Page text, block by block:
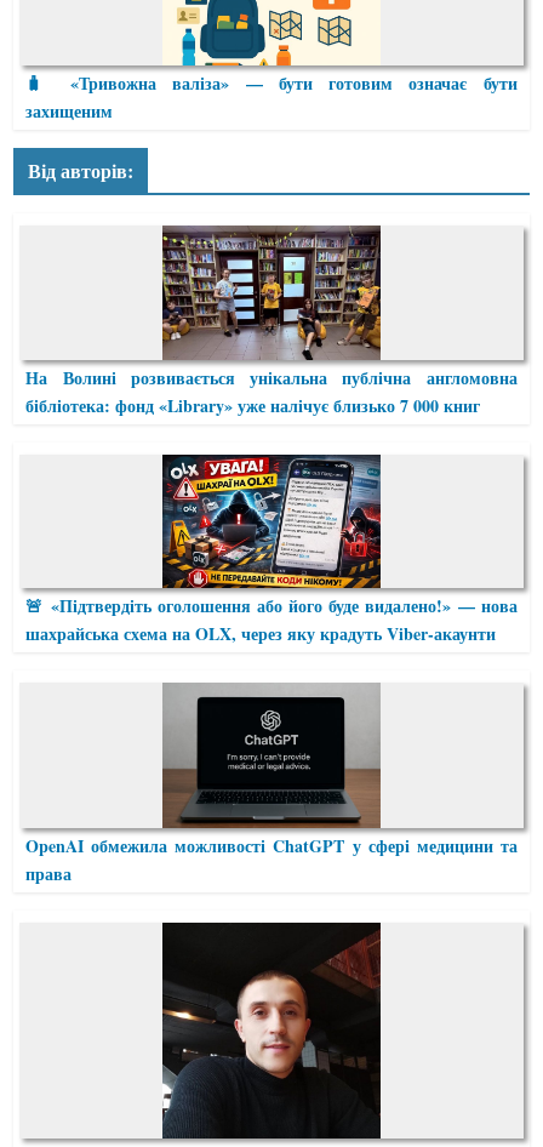
🧳 «Тривожна валіза» — бути готовим означає бути
захищеним
Від авторів:
На Волині розвивається унікальна публічна англомовна
бібліотека: фонд «Library» уже налічує близько 7 000 книг
🚨 «Підтвердіть оголошення або його буде видалено!» — нова
шахрайська схема на OLX, через яку крадуть Viber-акаунти
OpenAI обмежила можливості ChatGPT у сфері медицини та
права